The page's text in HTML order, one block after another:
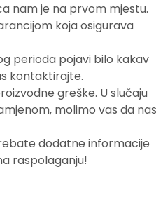
nam je na prvom mjestu.
koja osigurava
perioda pojavi bilo kakav
kontaktirajte.
greške. U slučaju
molimo vas da nas
dodatne informacije
raspolaganju!